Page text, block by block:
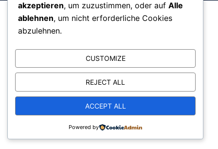
akzeptieren, um zuzustimmen, oder auf Alle
ablehnen, um nicht erforderliche Cookies
abzulehnen.
CUSTOMIZE
REJECT ALL
ACCEPT ALL
Powered by